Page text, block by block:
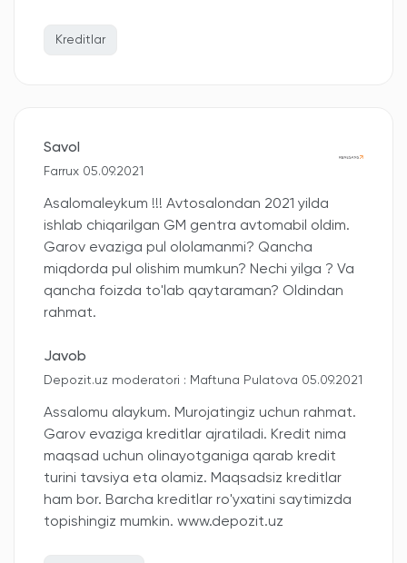
Kreditlar
Savol
Farrux 05.09.2021
Asalomaleykum !!! Avtosalondan 2021 yilda
ishlab chiqarilgan GM gentra avtomabil oldim.
Garov evaziga pul ololamanmi? Qancha
miqdorda pul olishim mumkun? Nechi yilga ? Va
qancha foizda to'lab qaytaraman? Oldindan
rahmat.
Javob
Depozit.uz moderatori : Maftuna Pulatova 05.09.2021
Assalomu alaykum. Murojatingiz uchun rahmat.
Garov evaziga kreditlar ajratiladi. Kredit nima
maqsad uchun olinayotganiga qarab kredit
turini tavsiya eta olamiz. Maqsadsiz kreditlar
ham bor. Barcha kreditlar ro'yxatini saytimizda
topishingiz mumkin. www.depozit.uz